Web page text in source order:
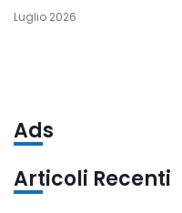
Luglio 2026
Ads
Articoli Recenti